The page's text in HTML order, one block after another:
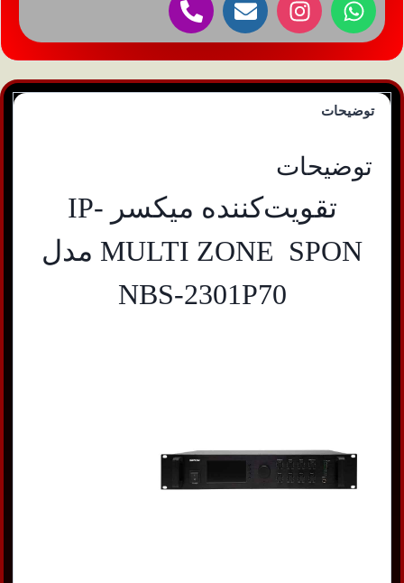
توضیحات
توضیحات
تقویت‌کننده میکسر IP-
MULTI ZONE SPON مدل
NBS-2301P70